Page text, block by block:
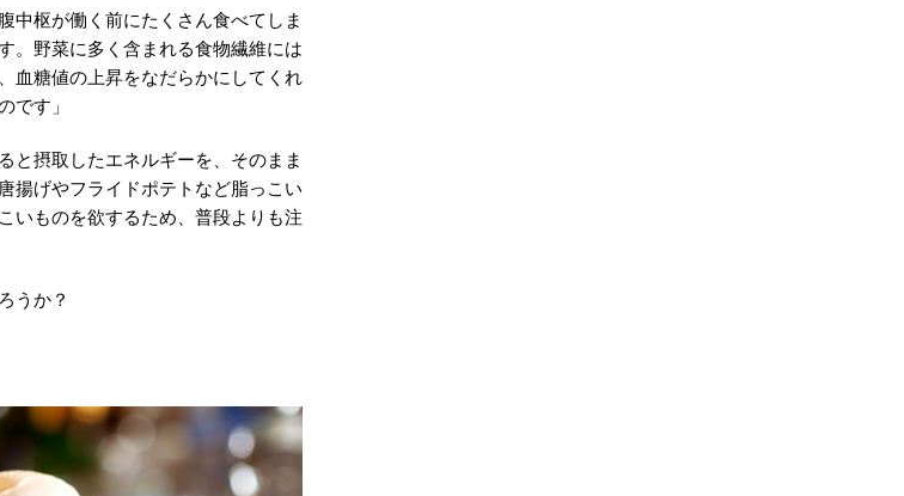
中枢が働く前にたくさん食べてしま
。野菜に多く含まれる食物繊維には
血糖値の上昇をなだらかにしてくれ
です」
と摂取したエネルギーを、そのまま
揚げやフライドポテトなど脂っこい
いものを欲するため、普段よりも注
うか？